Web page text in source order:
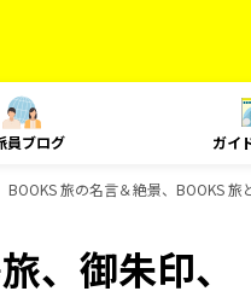
員ブログ ガイ
旅の名言＆絶景、BOOKS
、御朱印、